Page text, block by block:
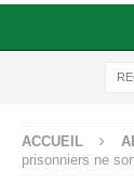
ACCUEIL
prisonniers ne